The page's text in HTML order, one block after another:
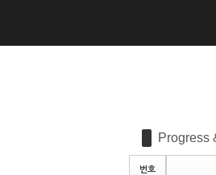
Progress
번호